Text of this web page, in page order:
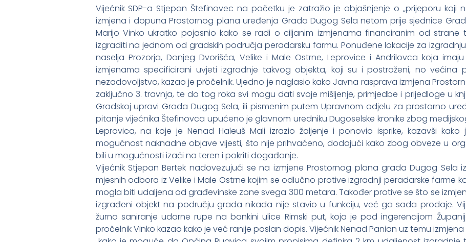
Vijećnik SDP-a Stjepan Štefinovec na početku je zatražio je objašnjenje o „prijeporu koji
izmjena i dopuna Prostornog plana uređenja Grada Dugog Sela netom prije sjednice
Marijo Vinko ukratko pojasnio kako se radi o ciljanim izmjenama financiranim od strane
izgraditi na jednom od gradskih područja peradarsku farmu. Ponuđene lokacije za
naselja Prozorja, Donjeg Dvorišća, Velike i Male Ostrne, Leprovice i Andrilovca koja
izmjenama specificirani uvjeti izgradnje takvog objekta, koji su i postroženi, no većina
nezadovoljstvo, kazao je pročelnik. Ujedno je naglasio kako Javna rasprava izmjena
zaključno 3. travnja, te do tog roka svi mogu dati svoje mišljenje, primjedbe i prijedloge u
Gradskoj upravi Grada Dugog Sela, ili pismenim putem Upravnom odjelu za prostorno
pitanje vijećnika Štefinovca upućeno je glavnom uredniku Dugoselske kronike zbog
Leprovica, na koje je Nenad Haleuš Mali izrazio žaljenje i ponovio isprike, kazavši
mogućnost naknadne objave vijesti, što nije prihvaćeno, dodajući kako zbog obveze u
bili u mogućnosti izaći na teren i pokriti događanje.
Vijećnik Stjepan Bertek nadovezujući se na izmjene Prostornog plana grada Dugog Sela
mjesnih odbora iz Velike i Male Ostrne kojim se odlučno protive izgradnji peradarske farme
mogla biti udaljena od građevinske zone svega 300 metara. Također protive se što se
izgrađeni objekt na području grada nikada nije stavio u funkciju, već ga sada prodaje.
žurno saniranje udarne rupe na bankini ulice Rimski put, koja je pod ingerencijom
pročelnik Vinko kazao kako je već ranije poslan dopis. Vijećnik Nenad Panian uz temu